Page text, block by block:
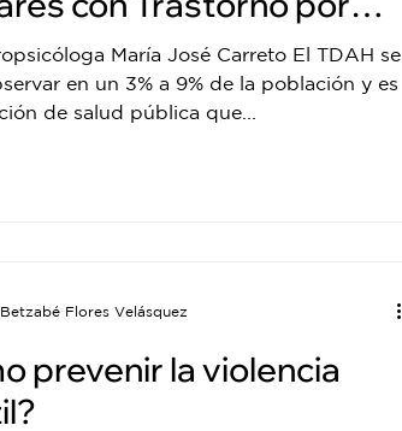
de Atención con
María José Carreto El TDAH se
en un 3% a 9% de la población y es
de salud pública que...
prevenir la violencia
Flores Velásquez